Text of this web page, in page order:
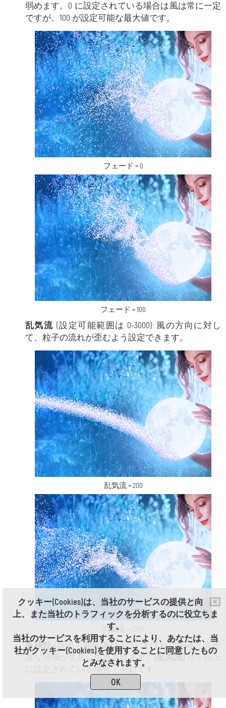
クッキー(Cookies)は、当社のサービスの提供と向
上、また当社のトラフィックを分析するのに役立ちま
す。
当社のサービスを利用することにより、あなたは、当
社がクッキー(Cookies)を使用することに同意したもの
とみなされます。
OK
弱めます。0 に設定されている場合は風は常に一定
ですが、100 が設定可能な最大値です。
フェード = 0
フェード = 100
乱気流 (設定可能範囲は 0-3000): 風の方向に対し
て、粒子の流れが歪むよう設定できます。
乱気流 = 200
乱気流 = 3200
多様性(設定可能範囲は 5-20): まばらな領域と高密
度な領域が交互に生成されます。[乱気流]が 0 以上
に設定されている場合、有効です。